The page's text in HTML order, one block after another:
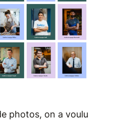
photos, on a voulu